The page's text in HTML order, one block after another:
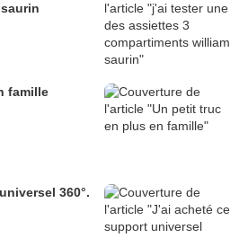
famille
360°.